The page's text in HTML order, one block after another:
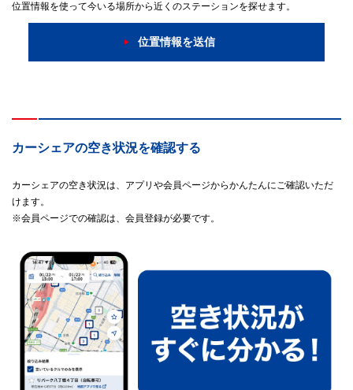
位置情報を使って今いる場所から近くのステーションを探せます。
位置情報を送信
カーシェアの空き状況を確認する
カーシェアの空き状況は、アプリや会員ページからかんたんにご確認いただ
けます。
※会員ページでの確認は、会員登録が必要です。